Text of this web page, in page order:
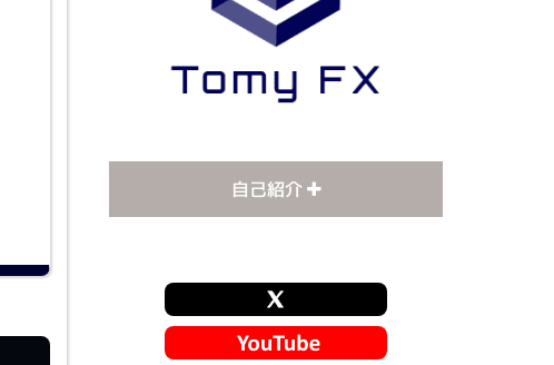
自己紹介
社会復帰するも継続は難しく、生
活費を得る為にFX専業トレーダー
になりました。